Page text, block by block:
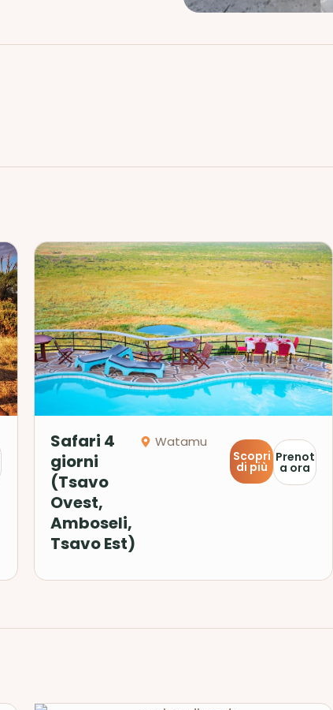
Safari 4
giorni
(Tsavo
Ovest,
Amboseli,
Tsavo Est)
Watamu
Scopri
di più
Prenot
a ora